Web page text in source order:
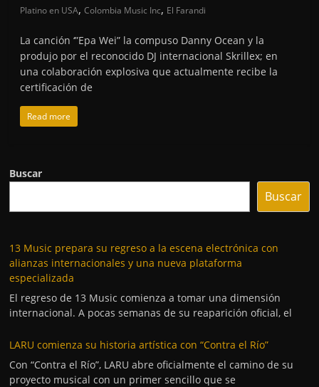
Platino en USA,Colombia Music Inc, El Farandi
La canción ‘”Epa Wei” la compuso Danny Ocean y la
produjo por el reconocido DJ internacional Skrillex; en
una colaboración explosiva que actualmente recibe la
certificación de
Read more
Buscar
Buscar
13 Music prepara su regreso a la escena electrónica con
alianzas internacionales y una nueva plataforma
especializada
El regreso de 13 Music comienza a tomar una dimensión
internacional. A pocas semanas de su reaparición oficial, el
LARU comienza su historia artística con “Contra el Río”
Con “Contra el Río”, LARU abre oficialmente el camino de su
proyecto musical con un primer sencillo que se